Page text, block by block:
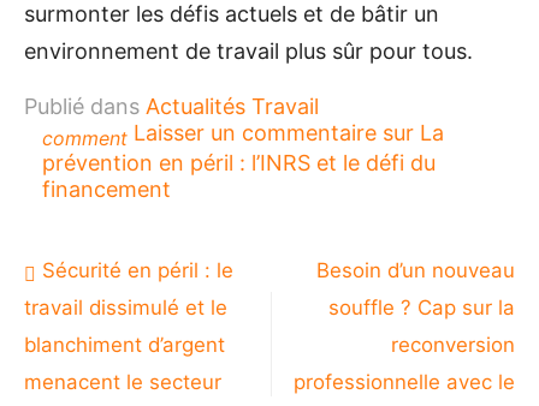
surmonter les défis actuels et de bâtir un
environnement de travail plus sûr pour tous.
Publié dans Actualités Travail
comment Laisser un commentaire sur La
prévention en péril : l’INRS et le défi du
financement
Navigation
de
l’article
Sécurité en péril : le
travail dissimulé et le
blanchiment d’argent
menacent le secteur
Besoin d’un nouveau
souffle ? Cap sur la
reconversion
professionnelle avec le